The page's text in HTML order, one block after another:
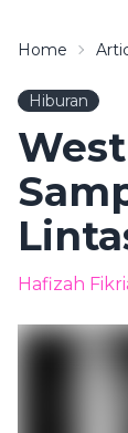
Home
Hiburan
Hafizah